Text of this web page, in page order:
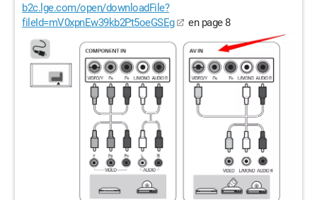
b2c.lge.com/open/downloadFile?
fileId=mV0xpnEw39kb2Pt5oeGSEg
en page 8